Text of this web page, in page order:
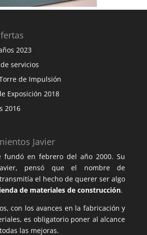
2023
servicios
de Impulsión
Exposición 2018
2016
Javier
fundó en febrero del año 2000. Su
pensó que el nombre de
el hecho de querer ser algo
de materiales de construcción.
con los avances en la fabricación y
es obligatorio poner al alcance
las mejoras.